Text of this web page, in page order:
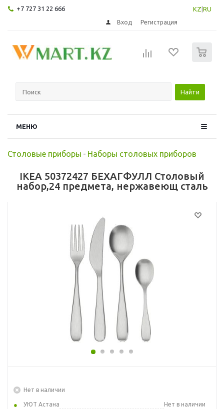
+7 727 31 22 666 KZ RU
Вход Регистрация
Найти
МЕНЮ
Столовые приборы - Наборы столовых приборов
IKEA 50372427 БЕХАГФУЛЛ Столовый
набор,24 предмета, нержавеющ сталь
Нет в наличии
УЮТ Астана
Нет в наличии